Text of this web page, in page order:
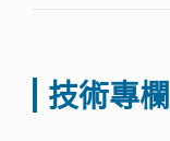
技術專欄